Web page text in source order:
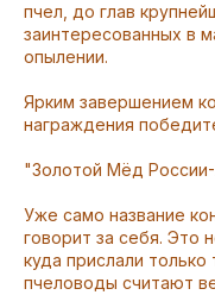
пчел, до глав
заинтересованных в
опылении.
Ярким завершением
награждения
"Золотой Мёд
Уже само название
говорит за себя. Это
куда прислали
пчеловоды считают